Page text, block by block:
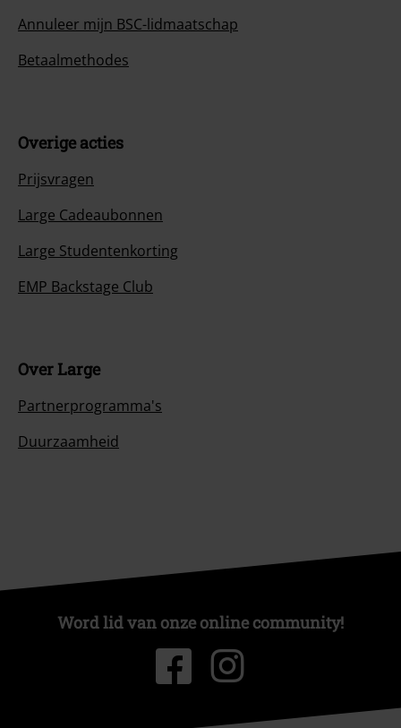
Annuleer mijn BSC-lidmaatschap
Betaalmethodes
Overige acties
Prijsvragen
Large Cadeaubonnen
Large Studentenkorting
EMP Backstage Club
Over Large
Partnerprogramma's
Duurzaamheid
Word lid van onze online community!